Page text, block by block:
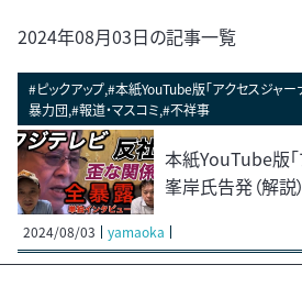
2024年08月03日の記事一覧
#ピックアップ,#本紙YouTube版「アクセスジャー
暴力団,#報道・マスコミ,#不祥事
本紙YouTube版
峯岸氏告発（解説）
2024/08/03 yamaoka